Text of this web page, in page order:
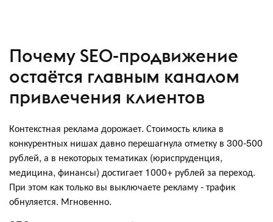
Почему SEO-продвижение
остаётся главным каналом
привлечения клиентов
Контекстная реклама дорожает. Стоимость клика в
конкурентных нишах давно перешагнула отметку в 300-500
рублей, а в некоторых тематиках (юриспруденция,
медицина, финансы) достигает 1000+ рублей за переход.
При этом как только вы выключаете рекламу - трафик
обнуляется. Мгновенно.